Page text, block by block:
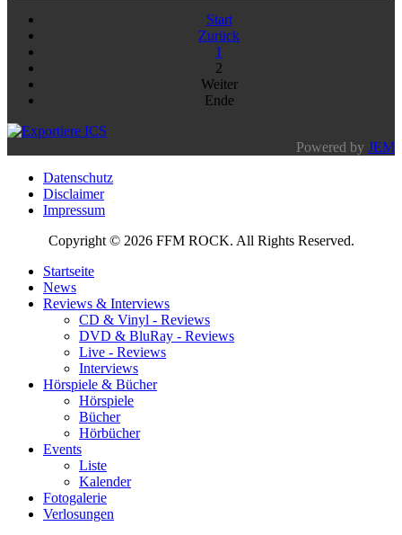
Start
Zurück
1
2
Weiter
Ende
Powered by JEM
Datenschutz
Disclaimer
Impressum
Copyright © 2026 FFM ROCK. All Rights Reserved.
Startseite
News
Reviews & Interviews
CD & Vinyl - Reviews
DVD & BluRay - Reviews
Live - Reviews
Interviews
Hörspiele & Bücher
Hörspiele
Bücher
Hörbücher
Events
Liste
Kalender
Fotogalerie
Verlosungen